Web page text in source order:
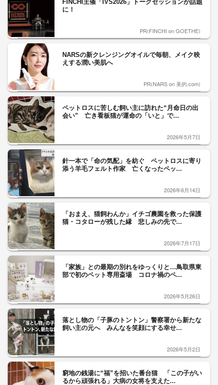
FINCHI主催「IVS2026」トークセッションが話題
に！
PR(FINCHI on GOETHE)
NARSの新クレンジングオイルで毎朝、メイク映
えする潤い美肌へ
PR(NARS on 美的.com)
ペットロスに苦しむ飼い主に訪れた“月命日の出
会い” 亡き看板猫が運命の「いと」で...
2026年5月7日
針一本で「命の気配」を紡ぐ ペットロスに寄り
添う羊毛フェルト作家 亡くなったペッ...
2026年6月14日
「おまえ、猫飼わんか」イチゴ農園を救った保護
猫・コタローが残した縁 悲しみの先で...
2026年7月17日
「家族」との最期の別れをゆっくりと…鳥取県東
部で初のペット専用斎場 コロナ禍のペ...
2026年5月26日
落とし物の「子豚のトントン」警察署から新たな
飼い主の元へ みんなを笑顔にする幸せ...
2026年5月2日
窮地の銭湯に“福”を招いた番台猫 「この子がい
るから頑張れる」大病の女将を支えた...